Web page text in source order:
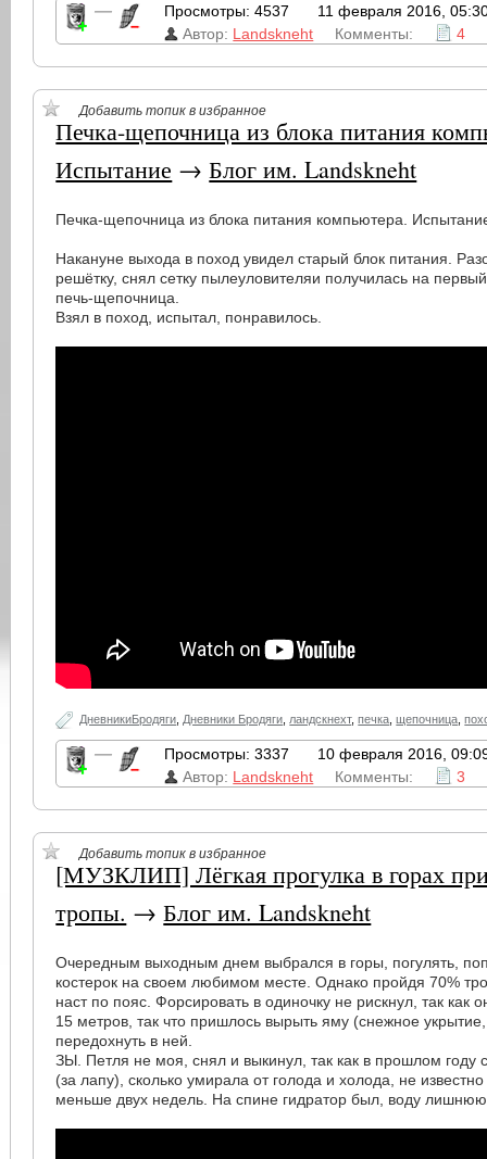
— Просмотры: 4537
11 февраля 2016,
Автор: Landskneht Комменты: 4
Добавить топик в избранное
Печка-щепочница из блока питания
Испытание →Блог им. Landskneht
Печка-щепочница из блока питания компьютера.
Накануне выхода в поход увидел старый блок питания.
решётку, снял сетку пылеуловителяи получилась на
печь-щепочница.
Взял в поход, испытал, понравилось.
ДневникиБродяги Дневники Бродяги ландскнехт,печка ,щепочница ,
— Просмотры: 3337
10 февраля 2016,
Автор: Landskneht Комменты: 3
Добавить топик в избранное
[МУЗКЛИП] Лёгкая прогулка в горах
тропы. →Блог им. Landskneht
Очередным выходным днем выбрался в горы, погулять,
костерок на своем любимом месте. Однако пройдя 70%
наст по пояс. Форсировать в одиночку не рискнул, так как
15 метров, так что пришлось вырыть яму (снежное
передохнуть в ней.
ЗЫ. Петля не моя, снял и выкинул, так как в прошлом году
(за лапу), сколько умирала от голода и холода, не
меньше двух недель. На спине гидратор был, воду